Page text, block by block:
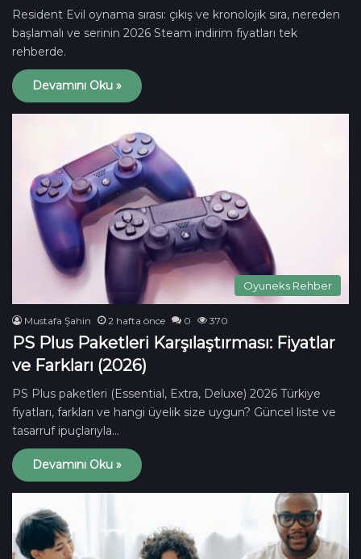
Resident Evil oynama sırası: çıkış ve kronolojik sıra, nereden
başlamalı ve serinin 2026 Steam indirim fiyatları tek
rehberde.
Devamını Oku »
Oyuneks Rehber
Mustafa Şahin 2 hafta önce 0 370
PS Plus Paketleri Karşılaştırması: Fiyatlar
ve Farkları (2026)
PS Plus paketleri (Essential, Extra, Deluxe) 2026 Türkiye
fiyatları, farkları ve hangi üyelik size uygun? Güncel liste ve
tasarruf ipuçlarıyla…
Devamını Oku »